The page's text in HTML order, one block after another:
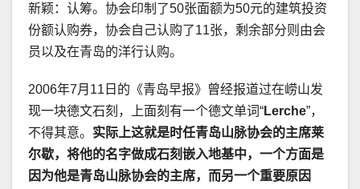
新颖：认筹。协会印制了50张面额为50元的建筑投资
份额认购券，协会自己认购了11张，剩余部分则由会
员以及在青岛的洋行认购。
2006年7月11日的《青岛早报》曾经报道过在崂山发
现一块德文石刻，上面刻有一个德文单词“Lerche”，
不得其意。 实际上这就是时任青岛山脉协会的主席莱
尔歇，将他的名字做成石刻嵌入地基中，一个方面是
因为他是青岛山脉协会的主席，而另一个重要原因